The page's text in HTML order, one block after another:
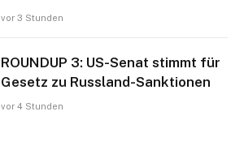
vor 3 Stunden
ROUNDUP 3: US-Senat stimmt für
Gesetz zu Russland-Sanktionen
vor 4 Stunden